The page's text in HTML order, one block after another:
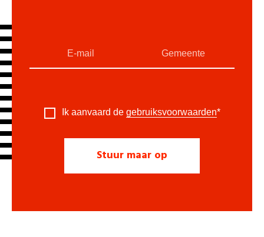
Ik aanvaard de gebruiksvoorwaarden*